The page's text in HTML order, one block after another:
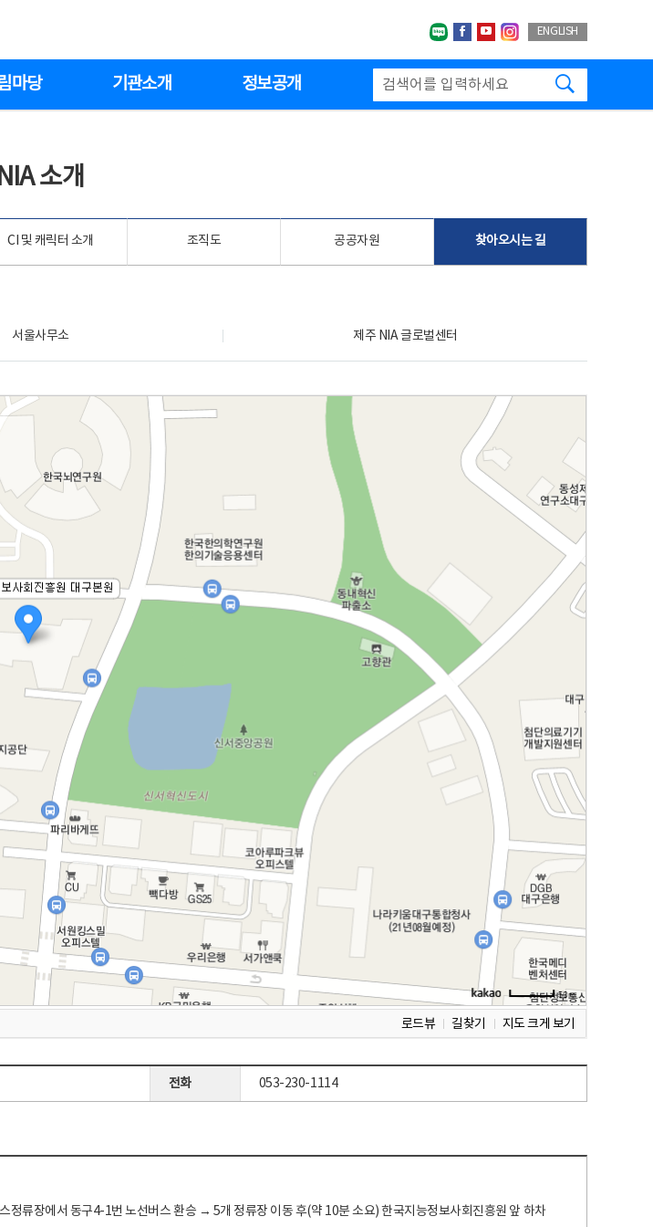
네이버블로그
페이스북
유투브인스타그랩
ENGLISH
마당 기관소개 정보공개
소개
CI 및 캐릭터 소개 조직도 공공자원 찾아오시는 길
서울사무소 제주 NIA 글로벌센터
로드뷰 길찾기 지도 크게 보기
전화 053-230-1114
류장에서 동구4-1번 노선버스 환승 → 5개 정류장 이동 후(약 10분 소요) 한국지능정보사회진흥원 앞 하차